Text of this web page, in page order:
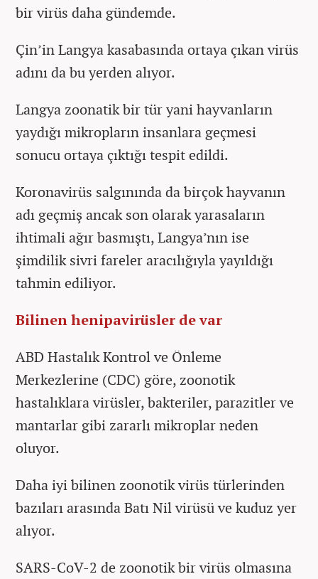
bir virüs daha gündemde.
Çin’in Langya kasabasında ortaya çıkan virüs
adını da bu yerden alıyor.
Langya zoonatik bir tür yani hayvanların
yaydığı mikropların insanlara geçmesi
sonucu ortaya çıktığı tespit edildi.
Koronavirüs salgınında da birçok hayvanın
adı geçmiş ancak son olarak yarasaların
ihtimali ağır basmıştı, Langya’nın ise
şimdilik sivri fareler aracılığıyla yayıldığı
tahmin ediliyor.
Bilinen henipavirüsler de var
ABD Hastalık Kontrol ve Önleme
Merkezlerine (CDC) göre, zoonotik
hastalıklara virüsler, bakteriler, parazitler ve
mantarlar gibi zararlı mikroplar neden
oluyor.
Daha iyi bilinen zoonotik virüs türlerinden
bazıları arasında Batı Nil virüsü ve kuduz yer
alıyor.
SARS-CoV-2 de zoonotik bir virüs olmasına